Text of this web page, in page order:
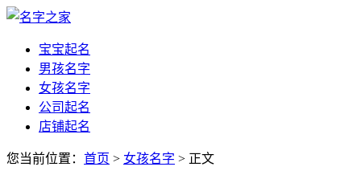
宝宝起名
男孩名字
女孩名字
公司起名
店铺起名
您当前位置： 首页 > 女孩名字 > 正文